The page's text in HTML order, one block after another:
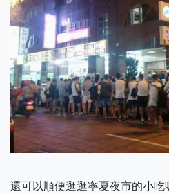
還可以順便逛逛寧夏夜市的小